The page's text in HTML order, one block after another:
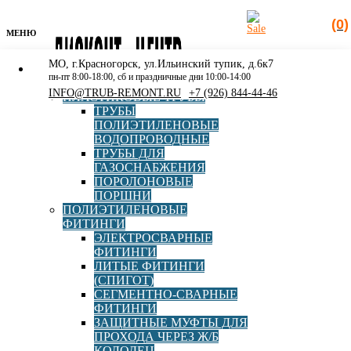
(0)
МЕНЮ
КАТАЛОГ
РАСПРОДАЖА
ПЛАСТИКОВЫЕ ТРУБЫ
ТРУБЫ
ПОЛИЭТИЛЕНОВЫЕ
ВОДОПРОВОДНЫЕ
ТРУБЫ ДЛЯ
ГАЗОСНАБЖЕНИЯ
ПОРОЛОНОВЫЕ
ПОРШНИ
ПОЛИЭТИЛЕНОВЫЕ
ФИТИНГИ
ЭЛЕКТРОСВАРНЫЕ
ФИТИНГИ
ЛИТЫЕ ФИТИНГИ
(СПИГОТ)
СЕГМЕНТНО-СВАРНЫЕ
ФИТИНГИ
ЗАЩИТНЫЕ МУФТЫ ДЛЯ
ПРОХОДА ЧЕРЕЗ Ж/Б
МО, г.Красногорск, ул.Ильинский тупик, д.6к7
пн-пт 8:00-18:00, сб и праздничные дни 10:00-14:00
INFO@TRUB-REMONT.RU +7 (926) 844-44-46
Каталог»Полиэтиленовые фитинги
фитинги (СПИГОТ)»Тройник ПЭ100 SDR11 d110 СПИГОТ
(Полипластик)
Тройник ПЭ100 SDR11 d110
СПИГОТ (Полипластик)